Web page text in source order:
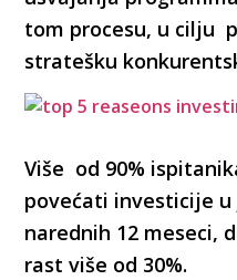
tom procesu, u cilju
stratešku
Više od 90%
povećati investicije u
narednih 12 meseci,
rast više od 30%.